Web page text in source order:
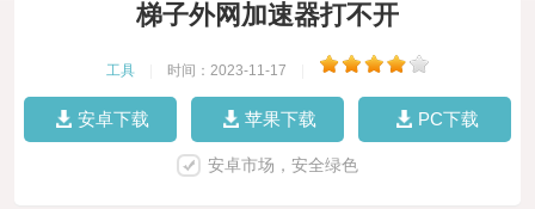
梯子外网加速器打不开
工具 时间：2023-11-17
安卓下载 苹果下载 PC下载
安卓市场，安全绿色